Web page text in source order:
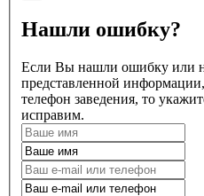
Нашли ошибку?
Если Вы нашли ошибку или
представленной
телефон заведения, то
исправим.